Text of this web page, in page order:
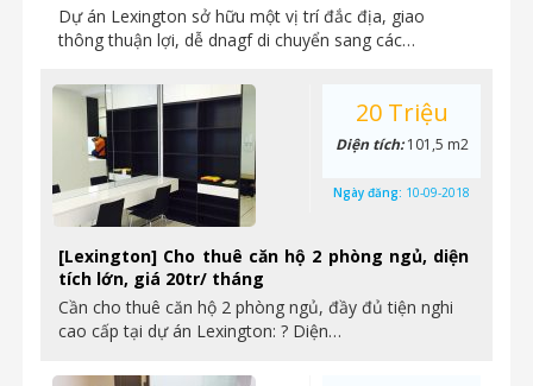
Dự án Lexington sở hữu một vị trí đắc địa, giao
thông thuận lợi, dễ dnagf di chuyển sang các…
[Lexington] Cho thuê căn hộ 2 phòng ngủ, diện
tích lớn, giá 20tr/ tháng
Cần cho thuê căn hộ 2 phòng ngủ, đầy đủ tiện nghi
cao cấp tại dự án Lexington: ? Diện…
20 Triệu
Diện tích:101,5 m2
Ngày đăng: 10-09-2018